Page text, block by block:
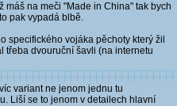
máš na meči "Made in China" tak bych
pak vypadá blbě.
specifického vojáka pěchoty který žil
třeba dvouruční šavli (na internetu
variant ne jenom jednu tu
Liší se to jenom v detailech hlavní